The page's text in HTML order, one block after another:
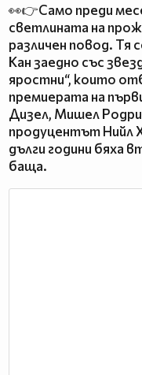
👀👉Само преди
светлината на
различен повод. Тя
Кан заедно със
яростни“, които
премиерата на
Дизел, Мишел
продуцентът Нийл
дълги години бяха
баща.